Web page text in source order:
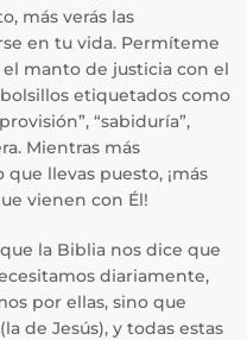
más verás las
en tu vida. Permíteme
manto de justicia con el
etiquetados como
“sabiduría”,
Mientras más
llevas puesto, ¡más
vienen con Él!
la Biblia nos dice que
diariamente,
por ellas, sino que
de Jesús), y todas estas